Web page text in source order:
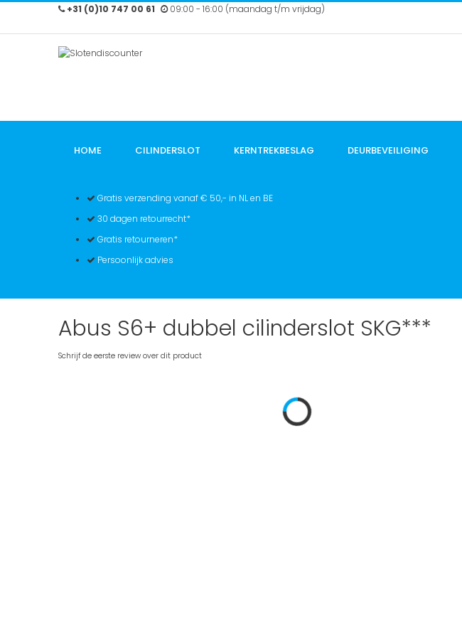
Ga
de
inhoud
+31 (0)10 747 00 61 09:00 - 16:00 (maandag t/m vrijdag)
HOME CILINDERSLOT KERNTREKBESLAG DEURBEVEILIGING
Gratis verzending vanaf € 50,- in NL en BE
30 dagen retourrecht*
Gratis retourneren*
Persoonlijk advies
Abus S6+ dubbel cilinderslot SKG***
Schrijf de eerste review over dit product